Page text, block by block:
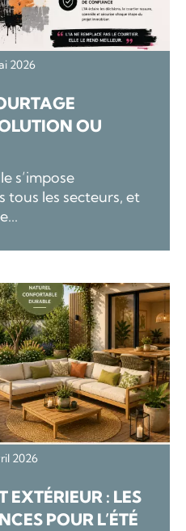
2026
OU
s’impose
tous les secteurs, et
2026
EXTÉRIEUR : LES
POUR L’ÉTÉ